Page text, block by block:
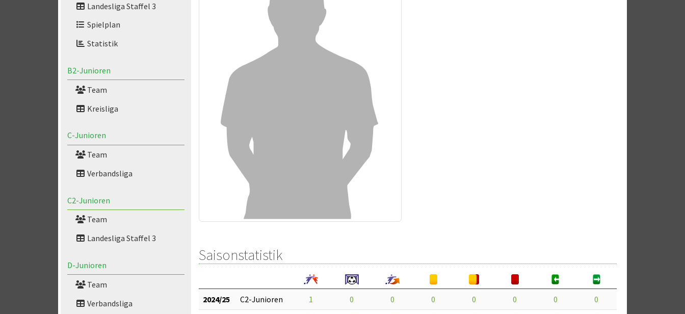
Landesliga Staffel 3
Spielplan
Statistik
B2-Junioren
Team
Kreisliga
C-Junioren
Team
Verbandsliga
C2-Junioren
Team
Landesliga Staffel 3
D-Junioren
Team
Verbandsliga
Saisonstatistik
2024/25 C2-Junioren 1 0 0 0 0 0 0 0